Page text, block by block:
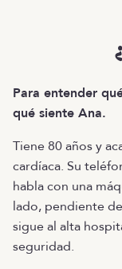
Para entender
qué siente Ana.
Tiene 80 años y
cardíaca. Su
habla con una
lado, pendiente
sigue al alta
seguridad.